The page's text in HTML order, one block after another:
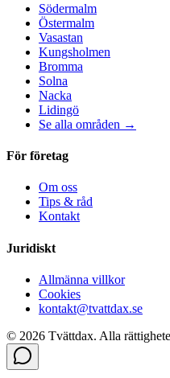
Södermalm
Östermalm
Vasastan
Kungsholmen
Bromma
Solna
Nacka
Lidingö
Se alla områden →
För företag
Om oss
Tips & råd
Kontakt
Juridiskt
Allmänna villkor
Cookies
kontakt@tvattdax.se
© 2026 Tvättdax. Alla